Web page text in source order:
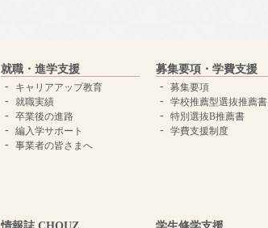
就職・進学支援
キャリアアップ教育
就職実績
卒業後の進路
編入学サポート
事業者の皆さまへ
募集要項・学費支援
募集要項
学校推薦型選抜推薦書
特別選抜B推薦書
学費支援制度